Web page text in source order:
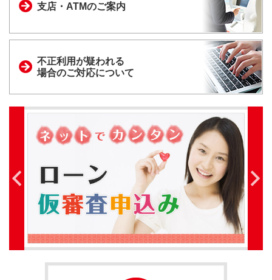
支店・ATMのご案内
不正利用が疑われる
場合のご対応について